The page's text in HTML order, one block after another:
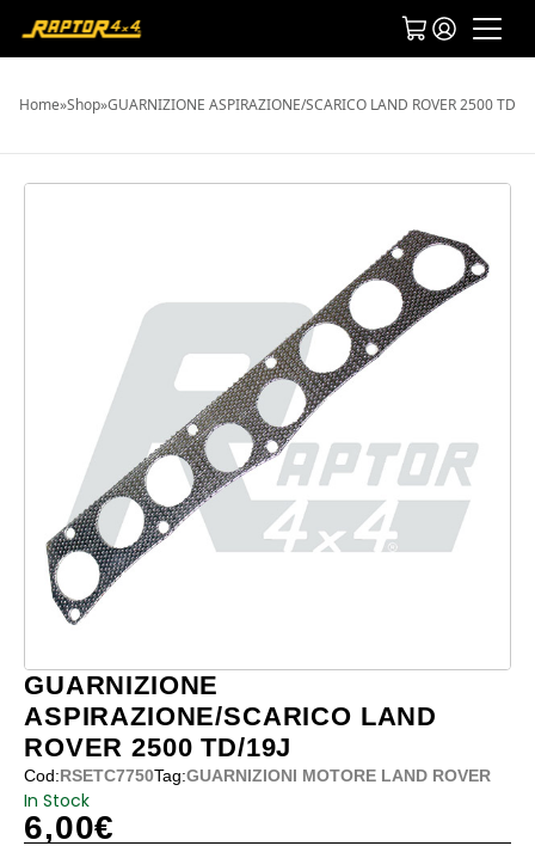
Home»Shop»GUARNIZIONE ASPIRAZIONE/SCARICO LAND ROVER 2500 TD/
GUARNIZIONE
ASPIRAZIONE/SCARICO LAND
ROVER 2500 TD/19J
Cod:RSETC7750Tag:GUARNIZIONI MOTORE LAND ROVER
In Stock
6,00€